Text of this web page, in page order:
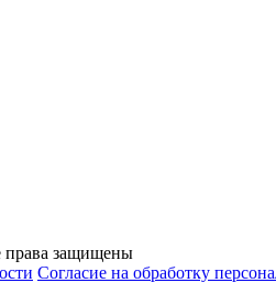
права защищены
Cогласие на обработку